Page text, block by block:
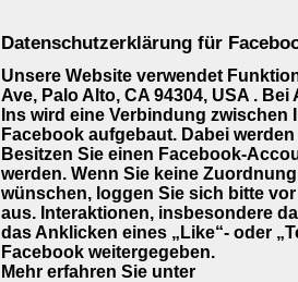
Datenschutzerklärung für
Unsere Website verwendet
Ave, Palo Alto, CA 94304, USA .
Ins wird eine Verbindung
Facebook aufgebaut. Dabei
Besitzen Sie einen Facebook-
werden. Wenn Sie keine
wünschen, loggen Sie sich bitte
aus. Interaktionen, insbesondere
das Anklicken eines „Like“- oder
Facebook weitergegeben.
Mehr erfahren Sie unter